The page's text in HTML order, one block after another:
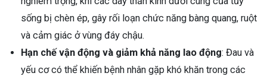
sống bị chèn ép, gây rối loạn chức năng bàng quang, ruột
và cảm giác ở vùng đáy chậu.
Hạn chế vận động và giảm khả năng lao động: Đau và
yếu cơ có thể khiến bệnh nhân gặp khó khăn trong các